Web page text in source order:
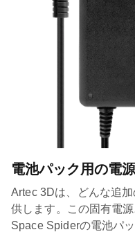
電池パック用の電源
Artec 3Dは、どんな追
供します。この固有電
Space Spiderの電池パ